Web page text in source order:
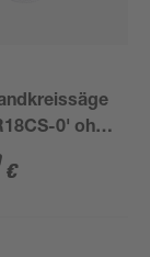
0' ohne
mm
€